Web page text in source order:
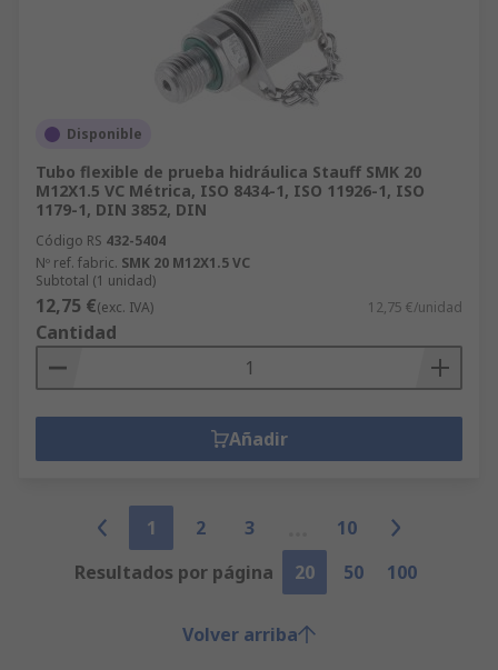
Disponible
Tubo flexible de prueba hidráulica Stauff SMK 20
M12X1.5 VC Métrica, ISO 8434-1, ISO 11926-1, ISO
1179-1, DIN 3852, DIN
Código RS 432-5404
Nº ref. fabric. SMK 20 M12X1.5 VC
Subtotal (1 unidad)
12,75 €(exc. IVA) 12,75 €/unidad
Cantidad
Añadir
1 2 3
10
Resultados por página
20 50 100
Volver arriba